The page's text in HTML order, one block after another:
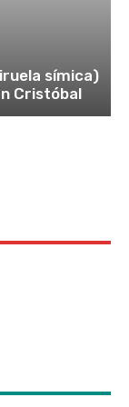
símica)
Cristóbal